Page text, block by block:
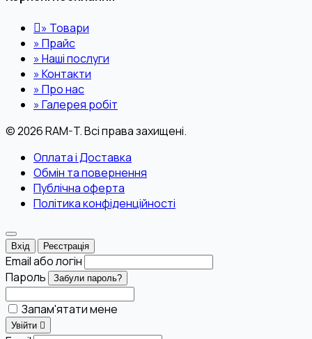
» Товари
»Прайс
»Наші послуги
»Контакти
»Про нас
»Галерея робіт
© 2026 RAM-T. Всі права захищені.
Оплата і Доставка
Обмін та повернення
Публічна оферта
Політика конфіденційності
Вхід Реєстрація
Email або логін
Пароль
Забули пароль?
Запам'ятати мене
Увійти